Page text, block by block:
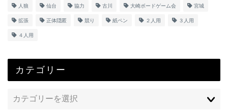
人狼 仙台 協力 古川 大崎ボードゲーム会 宮城
拡張 正体隠匿 競り 紙ペン ２人用 ３人用
４人用
カテゴリー